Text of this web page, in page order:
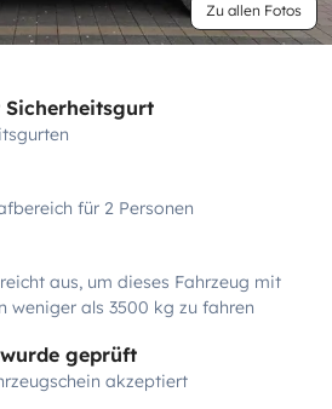
Zu allen Fotos
Sicherheitsgurt
für 2 Personen
aus, um dieses Fahrzeug mit
weniger als 3500 kg zu fahren
geprüft
akzeptiert